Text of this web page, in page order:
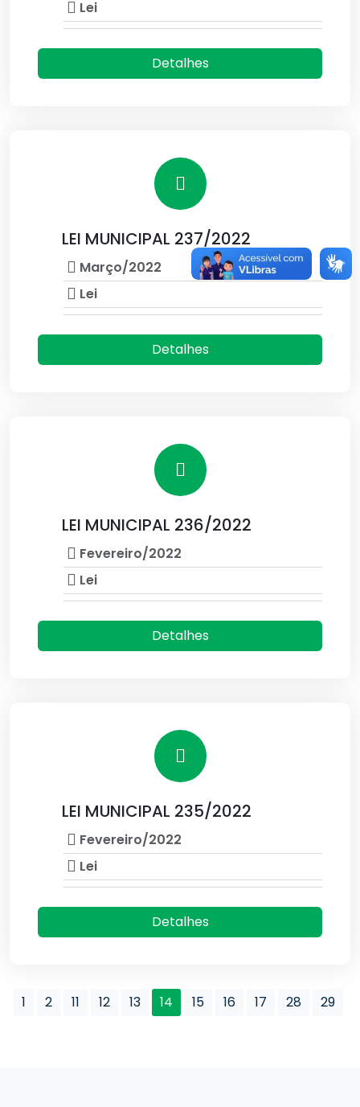
Lei
Detalhes
LEI MUNICIPAL 237/2022
Março/2022
Lei
Detalhes
LEI MUNICIPAL 236/2022
Fevereiro/2022
Lei
Detalhes
LEI MUNICIPAL 235/2022
Fevereiro/2022
Lei
Detalhes
1 2 11 12 13 14 15 16 17 28 29